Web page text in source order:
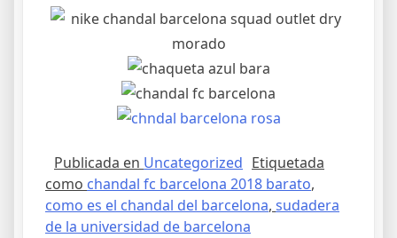
Publicada en Uncategorized Etiquetada
como chandal fc barcelona 2018 barato,
como es el chandal del barcelona, sudadera
de la universidad de barcelona